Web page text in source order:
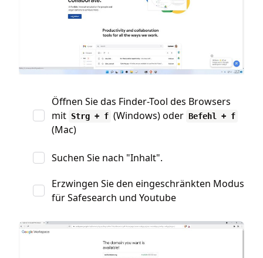
Öffnen Sie das Finder-Tool des Browsers
mit Strg + f (Windows) oder Befehl + f
(Mac)
Suchen Sie nach "Inhalt".
Erzwingen Sie den eingeschränkten Modus
für Safesearch und Youtube